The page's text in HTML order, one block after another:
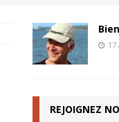
17
REJOIGNEZ